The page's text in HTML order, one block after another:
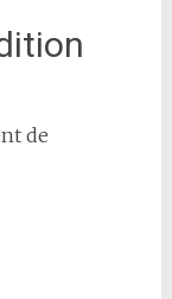
de